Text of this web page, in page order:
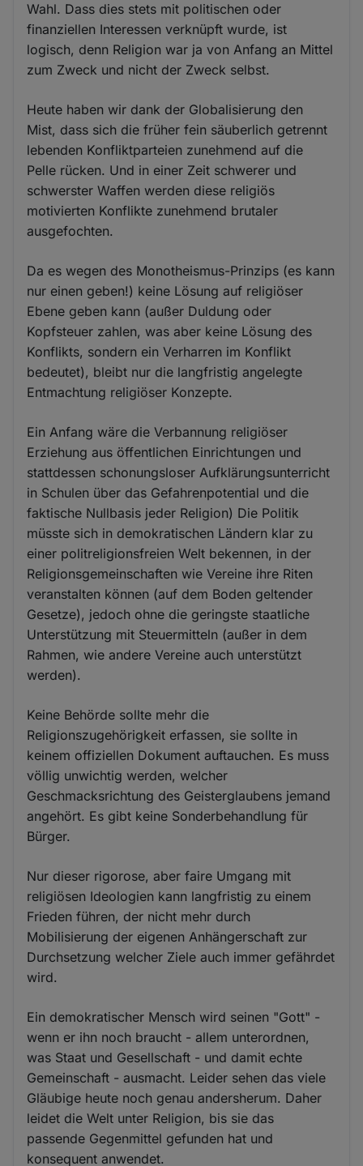
Wahl. Dass dies stets mit politischen oder
finanziellen Interessen verknüpft wurde, ist
logisch, denn Religion war ja von Anfang an Mittel
zum Zweck und nicht der Zweck selbst.
Heute haben wir dank der Globalisierung den
Mist, dass sich die früher fein säuberlich getrennt
lebenden Konfliktparteien zunehmend auf die
Pelle rücken. Und in einer Zeit schwerer und
schwerster Waffen werden diese religiös
motivierten Konflikte zunehmend brutaler
ausgefochten.
Da es wegen des Monotheismus-Prinzips (es kann
nur einen geben!) keine Lösung auf religiöser
Ebene geben kann (außer Duldung oder
Kopfsteuer zahlen, was aber keine Lösung des
Konflikts, sondern ein Verharren im Konflikt
bedeutet), bleibt nur die langfristig angelegte
Entmachtung religiöser Konzepte.
Ein Anfang wäre die Verbannung religiöser
Erziehung aus öffentlichen Einrichtungen und
stattdessen schonungsloser Aufklärungsunterricht
in Schulen über das Gefahrenpotential und die
faktische Nullbasis jeder Religion) Die Politik
müsste sich in demokratischen Ländern klar zu
einer politreligionsfreien Welt bekennen, in der
Religionsgemeinschaften wie Vereine ihre Riten
veranstalten können (auf dem Boden geltender
Gesetze), jedoch ohne die geringste staatliche
Unterstützung mit Steuermitteln (außer in dem
Rahmen, wie andere Vereine auch unterstützt
werden).
Keine Behörde sollte mehr die
Religionszugehörigkeit erfassen, sie sollte in
keinem offiziellen Dokument auftauchen. Es muss
völlig unwichtig werden, welcher
Geschmacksrichtung des Geisterglaubens jemand
angehört. Es gibt keine Sonderbehandlung für
Bürger.
Nur dieser rigorose, aber faire Umgang mit
religiösen Ideologien kann langfristig zu einem
Frieden führen, der nicht mehr durch
Mobilisierung der eigenen Anhängerschaft zur
Durchsetzung welcher Ziele auch immer gefährdet
wird.
Ein demokratischer Mensch wird seinen "Gott" -
wenn er ihn noch braucht - allem unterordnen,
was Staat und Gesellschaft - und damit echte
Gemeinschaft - ausmacht. Leider sehen das viele
Gläubige heute noch genau andersherum. Daher
leidet die Welt unter Religion, bis sie das
passende Gegenmittel gefunden hat und
konsequent anwendet.